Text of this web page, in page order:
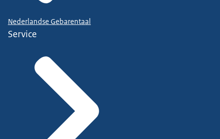
Nederlandse Gebarentaal
Service